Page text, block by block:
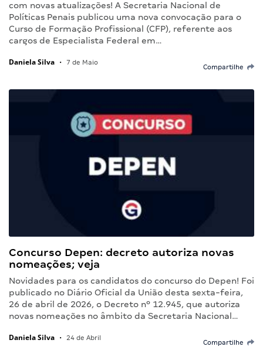
com novas atualizações! A Secretaria Nacional de
Políticas Penais publicou uma nova convocação para o
Curso de Formação Profissional (CFP), referente aos
cargos de Especialista Federal em…
Daniela Silva • 7 de Maio
Compartilhe
Concurso Depen: decreto autoriza novas
nomeações; veja
Novidades para os candidatos do concurso do Depen! Foi
publicado no Diário Oficial da União desta sexta-feira,
26 de abril de 2026, o Decreto nº 12.945, que autoriza
novas nomeações no âmbito da Secretaria Nacional…
Daniela Silva • 24 de Abril
Compartilhe